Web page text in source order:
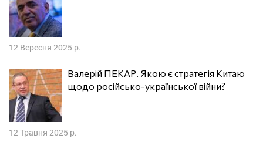
12 Вересня 2025 р.
Валерій ПЕКАР. Якою є стратегія Китаю
щодо російсько-української війни?
12 Травня 2025 р.